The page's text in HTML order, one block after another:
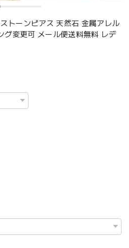
トーンピアス 天然石 金属アレル
グ変更可 メール便送料無料 レデ